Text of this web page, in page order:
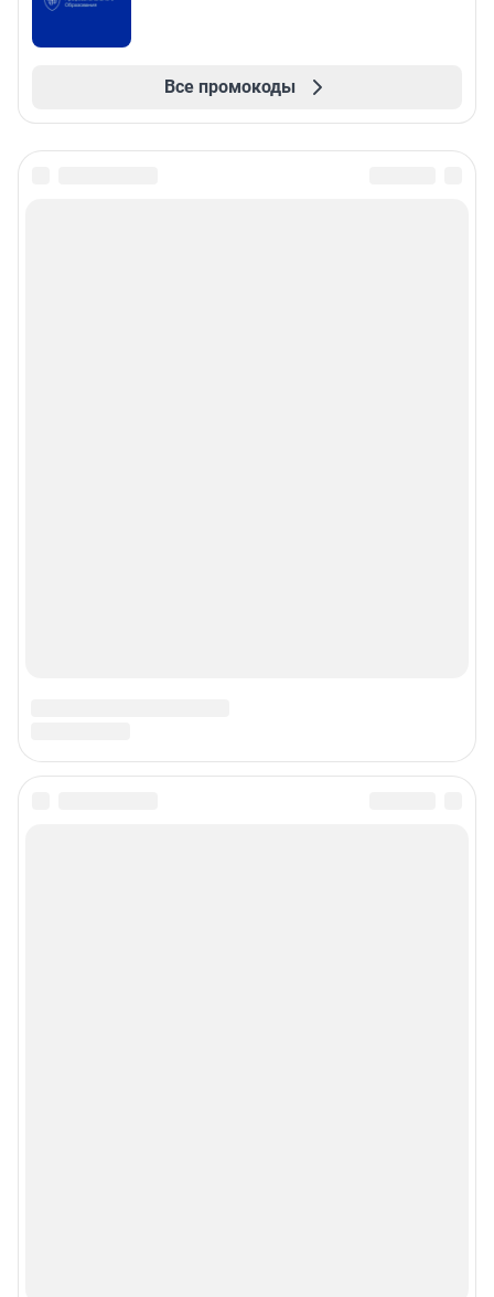
Все промокоды